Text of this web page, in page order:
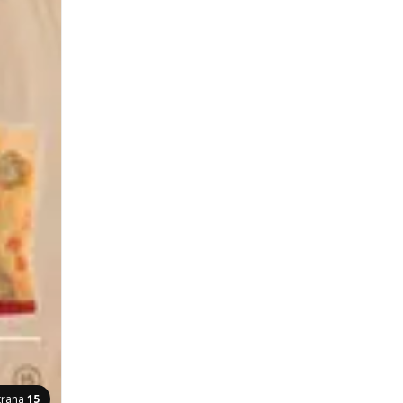
15